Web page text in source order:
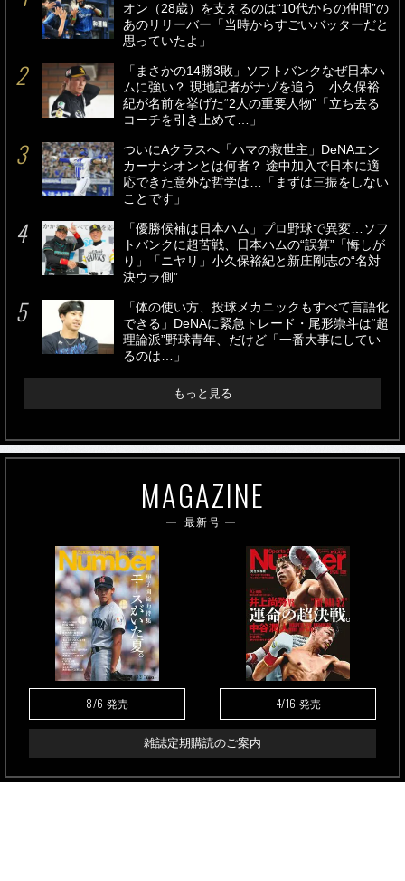
オン（28歳）を支えるのは“10代からの仲間”の
あのリリーバー「当時からすごいバッターだと
思っていたよ」
「まさかの14勝3敗」ソフトバンクなぜ日本ハ
ムに強い？ 現地記者がナゾを追う…小久保裕
紀が名前を挙げた“2人の重要人物”「立ち去る
コーチを引き止めて…」
ついにAクラスへ「ハマの救世主」DeNAエン
カーナシオンとは何者？ 途中加入で日本に適
応できた意外な哲学は…「まずは三振をしない
ことです」
「優勝候補は日本ハム」プロ野球で異変…ソフ
トバンクに超苦戦、日本ハムの“誤算”「悔しが
り」「ニヤリ」小久保裕紀と新庄剛志の“名対
決ウラ側”
「体の使い方、投球メカニックもすべて言語化
できる」DeNAに緊急トレード・尾形崇斗は“超
理論派”野球青年、だけど「一番大事にしてい
るのは…」
もっと見る
MAGAZINE
最新号
8/6 発売 4/16 発売
雑誌定期購読のご案内